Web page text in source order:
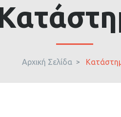
Αρχική Σελίδα